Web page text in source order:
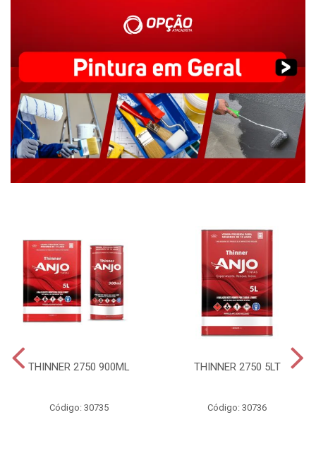
THINNER 2750 900ML
Código: 30735
THINNER 2750 5LT
Código: 30736